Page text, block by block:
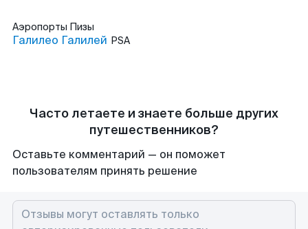
Аэропорты Пизы
Галилео Галилей PSA
Часто летаете и знаете больше других
путешественников?
Оставьте комментарий — он поможет
пользователям принять решение